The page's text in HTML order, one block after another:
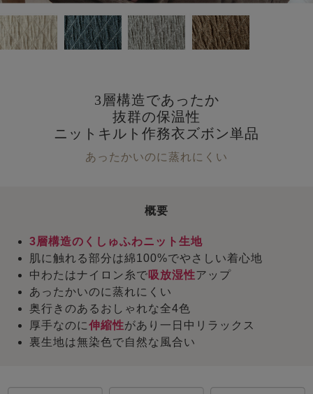
3層構造であったか
抜群の保温性
ニットキルト作務衣ズボン単品
あったかいのに蒸れにくい
概要
3層構造のくしゅふわニット生地
肌に触れる部分は綿100%でやさしい着心地
中わたはナイロン糸で吸放湿性アップ
あったかいのに蒸れにくい
奥行きのあるおしゃれな全4色
厚手なのに伸縮性があり一日中リラックス
裏生地は無染色で自然な風合い